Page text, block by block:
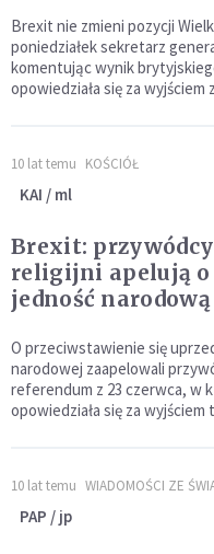
Brexit nie zmieni pozycji
poniedziałek sekretarz
komentując wynik
opowiedziała się za wyjściem
10 lat temu KOŚCIÓŁ
KAI / ml
Brexit: przywódcy
religijni apelują o
jedność narodową
O przeciwstawienie się
narodowej zaapelowali
referendum z 23 czerwca, w
opowiedziała się za
10 lat temu WIADOMOŚCI ZE
PAP / jp